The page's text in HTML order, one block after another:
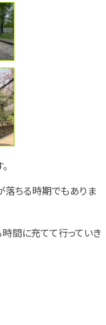
落ちる時期でもありま
間に充てて行っていき